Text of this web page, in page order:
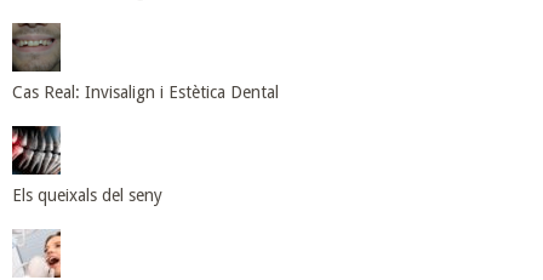
Cas Real: Invisalign i Estètica Dental
Els queixals del seny